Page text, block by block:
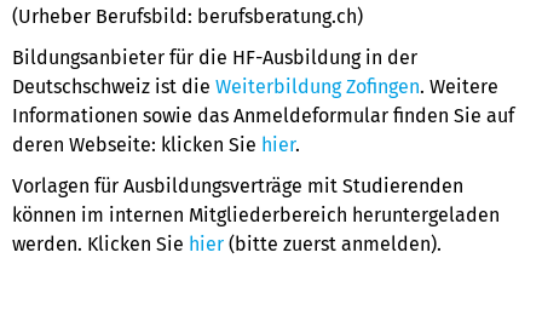
(Urheber Berufsbild: berufsberatung.ch)
Bildungsanbieter für die HF-Ausbildung in der
Deutschschweiz ist die Weiterbildung Zofingen. Weitere
Informationen sowie das Anmeldeformular finden Sie auf
deren Webseite: klicken Sie hier.
Vorlagen für Ausbildungsverträge mit Studierenden
können im internen Mitgliederbereich heruntergeladen
werden. Klicken Sie hier (bitte zuerst anmelden).